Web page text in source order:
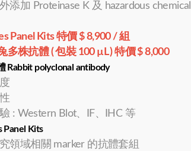
添加 Proteinase K 及 hazardous
Panel Kits 特價 $ 8,900 / 組
多株抗體 ( 包裝 100 µL ) 特價 $ 8,000
Rabbit polyclonal antibody
: Western Blot、IF、IHC 等
Panel Kits
領域相關 marker 的抗體套組